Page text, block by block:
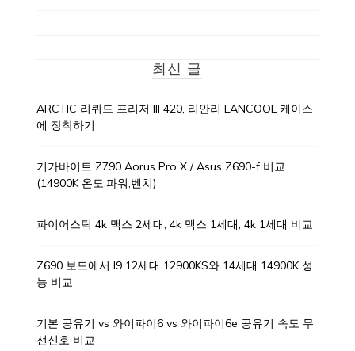
최신 글
ARCTIC 리퀴드 프리저 III 420, 리안리 LANCOOL 케이스
에 장착하기
기가바이트 Z790 Aorus Pro X / Asus Z690-f 비교
(14900K 온도,파워,벤치)
파이어스틱 4k 맥스 2세대, 4k 맥스 1세대, 4k 1세대 비교
Z690 보드에서 I9 12세대 12900KS와 14세대 14900K 성
능 비교
기본 공유기 vs 와이파이6 vs 와이파이6e 공유기 속도 무
선신호 비교